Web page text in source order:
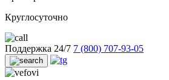
Круглосуточно
Поддержка 24/7 7 (800) 707-93-05